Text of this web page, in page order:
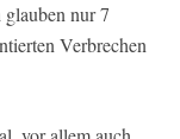
nur 7
Verbrechen